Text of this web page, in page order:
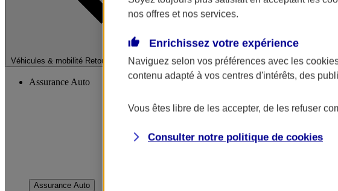
Véhicules & mobilité Retour à la section précédente
Fermer le menu principal
Assurance Auto
Assurance Auto
nos offres et nos services.
Enrichissez votre expérience
Naviguez selon vos préférences avec les
contenu adapté à vos centres d'intérêts, des
Vous êtes libre de les accepter, de les refuser
Consulter notre politique de cookies